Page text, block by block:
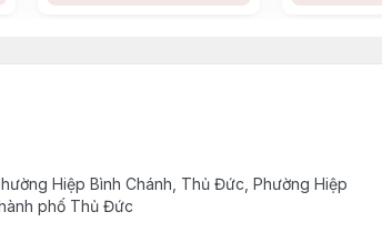
Hiệp Bình Chánh, Thủ Đức, Phường Hiệp
phố Thủ Đức